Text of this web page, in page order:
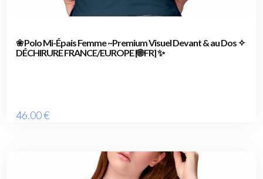
❀ Polo Mi-Épais Femme ~Premium Visuel Devant & au Dos ✧
DÉCHIRURE FRANCE/EUROPE [🌐 FR] ✨
46.00€